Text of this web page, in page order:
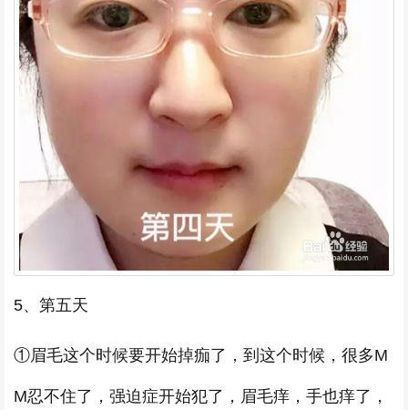
5、第五天
①眉毛这个时候要开始掉痂了，到这个时候，很多M
M忍不住了，强迫症开始犯了，眉毛痒，手也痒了，